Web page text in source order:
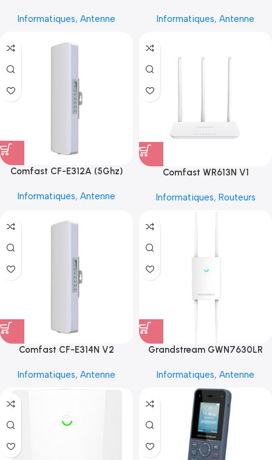
Informatiques, Antenne Informatiques, Antenne
Comfast CF-E312A (5Ghz)
Informatiques, Antenne
Comfast WR613N V1
Informatiques, Routeurs
Comfast CF-E314N V2
Informatiques, Antenne
Grandstream GWN7630LR
Informatiques, Antenne